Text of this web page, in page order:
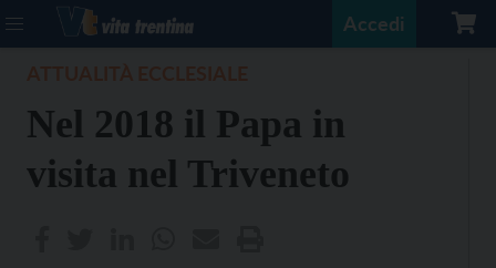
Accedi
Nel 2018 il Papa in
visita nel Triveneto